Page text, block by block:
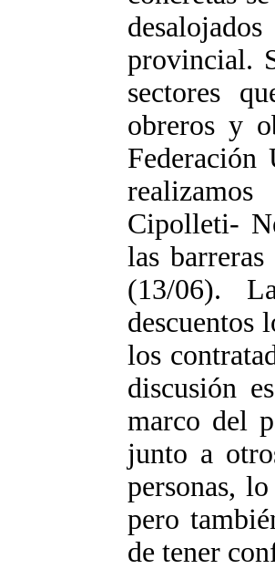
provincial.
sectores
obreros y
Federación
Cipolleti-
las
(13/06).
descuentos
los
discusión
marco del
junto a
personas,
pero
de tener